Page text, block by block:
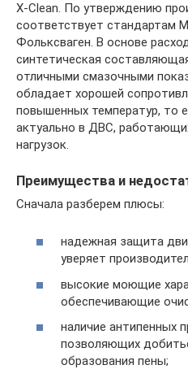
X-Clean. По утверждению
соответствует стандартам
Фольксваген. В основе
синтетическая
отличными смазочными
обладает хорошей
повышенных температур, то
актуально в ДВС,
нагрузок.
Преимущества и
Сначала разберем плюсы:
надежная защита
уверяет
высокие моющие
обеспечивающие
наличие антипенных
позволяющих
образования пены;